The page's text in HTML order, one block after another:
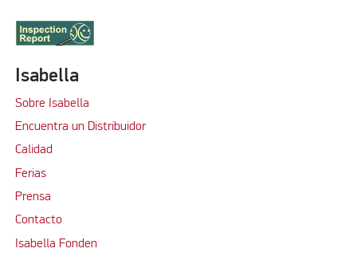
Isabella
Sobre Isabella
Encuentra un Distribuidor
Calidad
Ferias
Prensa
Contacto
Isabella Fonden